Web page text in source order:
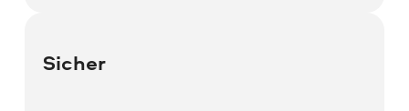
Sicher